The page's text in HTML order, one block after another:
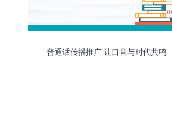
普通话传播推广 让口音与时代共鸣